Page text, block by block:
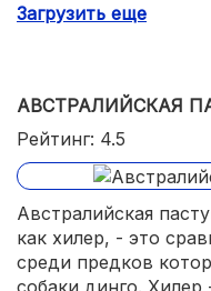
Загрузить еще
АВСТРАЛИЙСКАЯ
Рейтинг: 4.5
Австралийская
как хилер, - это
среди предков